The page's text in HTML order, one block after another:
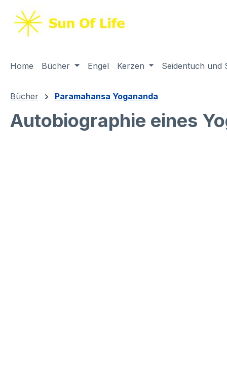
Home Bücher Engel Kerzen Seidentuch und
Bücher Paramahansa Yogananda
Autobiographie eines